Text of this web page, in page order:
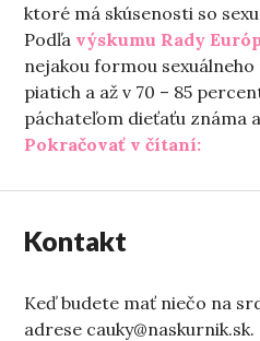
ktoré má skúsenosti so
Podľa výskumu Rady
nejakou formou
piatich a až v 70 – 85
páchateľom dieťaťu známa
Pokračovať v čítaní:
Kontakt
Keď budete mať niečo na
adrese cauky@naskurnik.sk.